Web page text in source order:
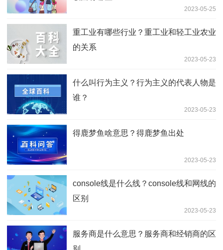
2023-05-25
重工业有哪些行业？重工业和轻工业农业
的关系
2023-05-23
什么叫行为主义？行为主义的代表人物是
谁？
2023-05-23
得鹿梦鱼啥意思？得鹿梦鱼出处
2023-05-23
console线是什么线？console线和网线的
区别
2023-05-23
服务商是什么意思？服务商和经销商的区